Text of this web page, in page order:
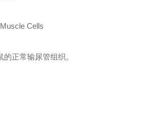
Cells
正常输尿管组织。